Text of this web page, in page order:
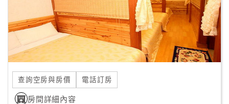
劃
商
品
宣
傳
查詢空房與房價 電話訂房
房間詳細內容